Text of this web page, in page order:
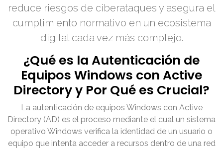
reduce riesgos de ciberataques y asegura el
cumplimiento normativo en un ecosistema
digital cada vez más complejo.
¿Qué es la Autenticación de
Equipos Windows con Active
Directory y Por Qué es Crucial?
La autenticación de equipos Windows con Active
Directory (AD) es el proceso mediante el cual un sistema
operativo Windows verifica la identidad de un usuario o
equipo que intenta acceder a recursos dentro de una red